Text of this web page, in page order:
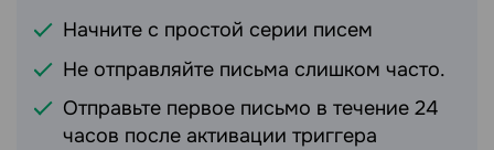
Начните с простой серии писем
Не отправляйте письма слишком часто.
Отправьте первое письмо в течение 24
часов после активации триггера